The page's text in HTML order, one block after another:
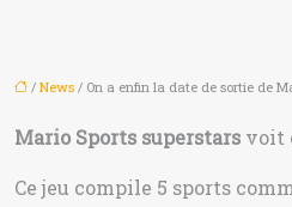
/ News / On a enfin la date de sortie de
Mario Sports superstars voit
Ce jeu compile 5 sports